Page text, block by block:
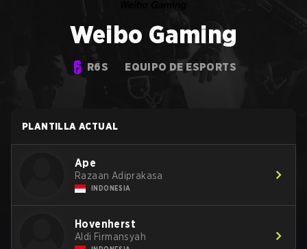
Weibo Gaming
R6S EQUIPO DE ESPORTS
PLANTILLA ACTUAL
Ape
Razaan Adiprakasa
INDONESIA
Hovenherst
Aldi Firmansyah